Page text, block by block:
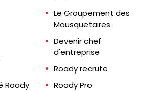
Roady
Le Groupement des
Mousquetaires
Devenir chef
d'entreprise
Roady recrute
Roady Pro